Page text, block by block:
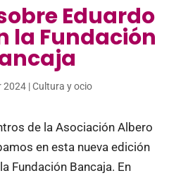
Eduardo
la Fundación
2024|Cultura y ocio
de la Asociación Albero
en esta nueva edición
Fundación Bancaja. En